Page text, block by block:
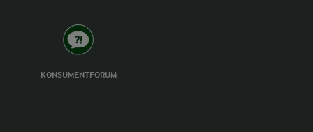
KONSUMENTFORUM